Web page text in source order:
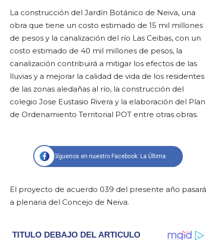
La construcción del Jardín Botánico de Neiva, una
obra que tiene un costo estimado de 15 mil millones
de pesos y la canalización del río Las Ceibas, con un
costo estimado de 40 mil millones de pesos, la
canalización contribuirá a mitigar los efectos de las
lluvias y a mejorar la calidad de vida de los residentes
de las zonas aledañas al río, la construcción del
colegio Jose Eustasio Rivera y la elaboración del Plan
de Ordenamiento Territorial POT entre otras obras.
Síguenos en nuestro Facebook: La Última
El proyecto de acuerdo 039 del presente año pasará
a plenaria del Concejo de Neiva.